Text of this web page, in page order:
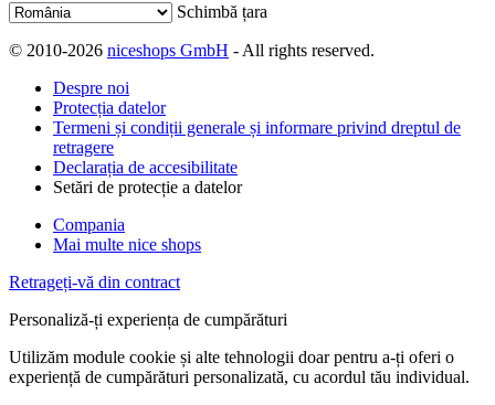
Schimbă țara
© 2010-2026 niceshops GmbH - All rights reserved.
Despre noi
Protecția datelor
Termeni și condiții generale și informare privind dreptul de
retragere
Declarația de accesibilitate
Setări de protecție a datelor
Compania
Mai multe nice shops
Retrageți-vă din contract
Personaliză-ți experiența de cumpărături
Utilizăm module cookie și alte tehnologii doar pentru a-ți oferi o
experiență de cumpărături personalizată, cu acordul tău individual.